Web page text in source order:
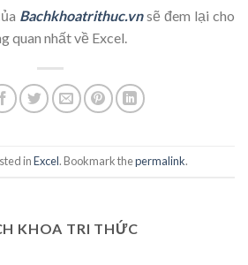
Bachkhoatrithuc.vnsẽ đem lại cho
quan nhất về Excel.
inExcel. Bookmark thepermalink.
KHOA TRI THỨC